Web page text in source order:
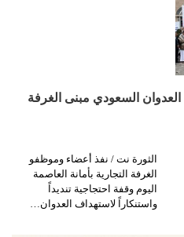
العدوان السعودي مبنى الغرفة
الثورة نت / نفذ أعضاء وموظفو
الغرفة التجارية بأمانة العاصمة
اليوم وقفة احتجاجية تنديداً
واستنكاراً لاستهداف العدوان…